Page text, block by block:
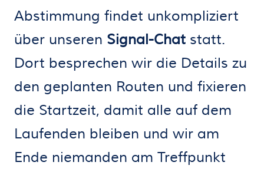
Abstimmung findet unkompliziert
über unseren Signal-Chat statt.
Dort besprechen wir die Details zu
den geplanten Routen und fixieren
die Startzeit, damit alle auf dem
Laufenden bleiben und wir am
Ende niemanden am Treffpunkt